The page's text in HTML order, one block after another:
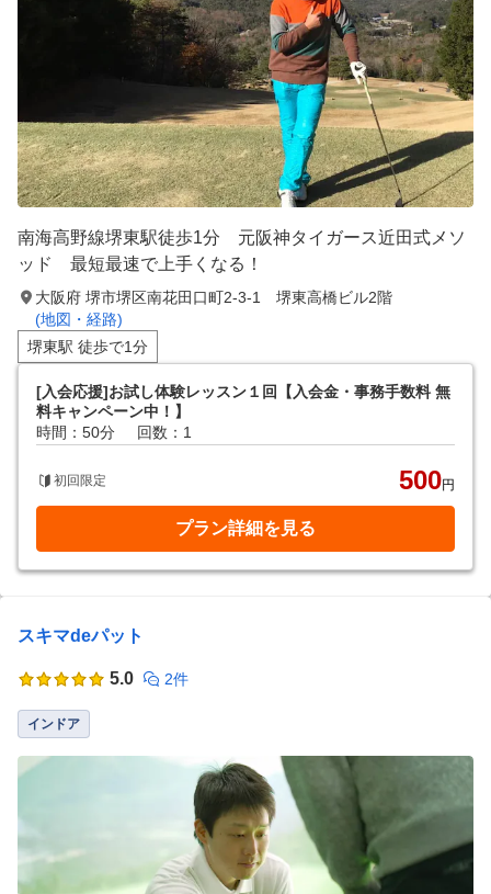
南海高野線堺東駅徒歩1分 元阪神タイガース近田式メソ
ッド 最短最速で上手くなる！
大阪府 堺市堺区南花田口町2-3-1 堺東高橋ビル2階
(地図・経路)
堺東駅 徒歩で1分
[入会応援]お試し体験レッスン１回【入会金・事務手数料 無
料キャンペーン中！】
時間：50分
回数：1
初回限定 500円
プラン詳細を見る
スキマdeパット
5.0 2件
インドア